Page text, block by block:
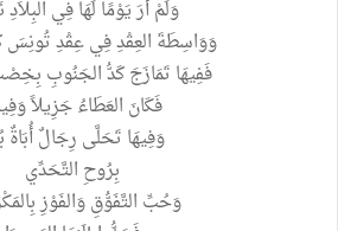
وَلَمْ أَرَ يَوْمًا لَهَا فِي البِلاَدِ
وَوَاسِطَةَ العِقْدِ فِي عِقْدِ
فَفِيهَا تَمَازَجَ كَدُّ الجَنُوبِ
فَكَانَ العَطَاءُ جَزِيلاً
وَفِيهَا تَحَلَّى رِجَالٌ أُبَاةٌ
بِرُوحِ التَّحَدِّي
وَحُبِّ التَّفَوُّقِ وَالفَوْزِ